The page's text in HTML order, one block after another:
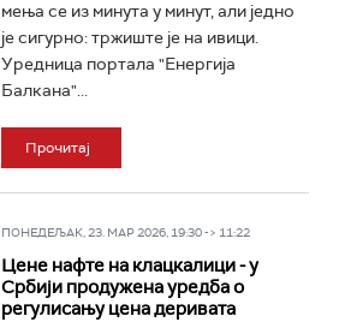
мења се из минута у минут, али једно
је сигурно: тржиште је на ивици.
Уредница портала "Енергија
Балкана"...
Прочитај
ПОНЕДЕЉАК, 23. МАР 2026, 19:30 -> 11:22
Цене нафте на клацкалици - у
Србији продужена уредба о
регулисању цена деривата